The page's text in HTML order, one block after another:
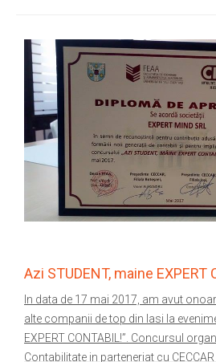
Azi STUDENT, maine EXPERT
In data de 17 mai 2017, am avut
alte companii de top din Iasi la
EXPERT CONTABIL!”. Concursul
Contabilitate in parteneriat cu